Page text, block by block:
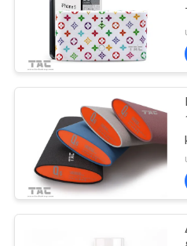
ΕΛΆΤΕ
ΣΕ
ΕΠΑΦΉ
ΕΙΔΉΣΕΙΣ
ΠΕΡΙΠΤΏΣΕΙΣ